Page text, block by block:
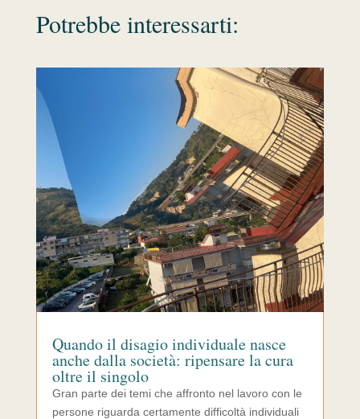
Potrebbe interessarti:
Quando il disagio individuale nasce
anche dalla società: ripensare la cura
oltre il singolo
Gran parte dei temi che affronto nel lavoro con le
persone riguarda certamente difficoltà individuali